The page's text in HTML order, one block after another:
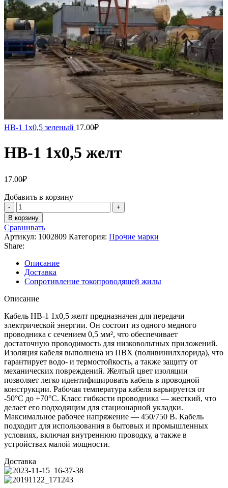
НВ-1 1х0,5 зеленый 17.00₽
НВ-1 1х0,5 желт
17.00₽
Добавить в корзину
Количество
товара
НВ-1
1х0,5
желт
В корзину
Сравнивать
Артикул: 1002809 Категория: Прочие марки
Share:
Описание
Доставка
Сопротивление токопроводящей жилы
Описание
Кабель НВ-1 1х0,5 желт предназначен для передачи
электрической энергии. Он состоит из одного медного
проводника с сечением 0,5 мм², что обеспечивает
достаточную проводимость для низковольтных приложений.
Изоляция кабеля выполнена из ПВХ (поливинилхлорида), что
гарантирует водо- и термостойкость, а также защиту от
механических повреждений. Желтый цвет изоляции
позволяет легко идентифицировать кабель в проводной
конструкции. Рабочая температура кабеля варьируется от
-50°C до +70°C. Класс гибкости проводника — жесткий, что
делает его подходящим для стационарной укладки.
Максимальное рабочее напряжение — 450/750 В. Кабель
подходит для использования в бытовых и промышленных
условиях, включая внутреннюю проводку, а также в
устройствах малой мощности.
Доставка